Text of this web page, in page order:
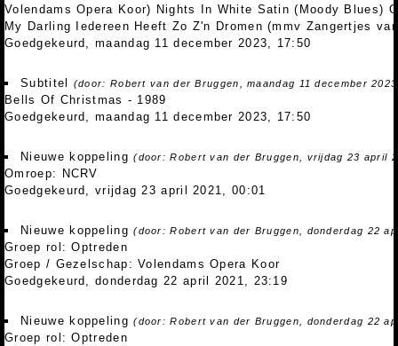
Volendams Opera Koor) Nights In White Satin (Moody Blues)
My Darling Iedereen Heeft Zo Z'n Dromen (mmv Zangertjes
Goedgekeurd, maandag 11 december 2023, 17:50
Subtitel (door: Robert van der Bruggen, maandag 11 december
Bells Of Christmas - 1989
Goedgekeurd, maandag 11 december 2023, 17:50
Nieuwe koppeling(door: Robert van der Bruggen, vrijdag 23 april
Omroep: NCRV
Goedgekeurd, vrijdag 23 april 2021, 00:01
Nieuwe koppeling(door: Robert van der Bruggen, donderdag 22
Groep rol: Optreden
Groep / Gezelschap: Volendams Opera Koor
Goedgekeurd, donderdag 22 april 2021, 23:19
Nieuwe koppeling(door: Robert van der Bruggen, donderdag 22
Groep rol: Optreden